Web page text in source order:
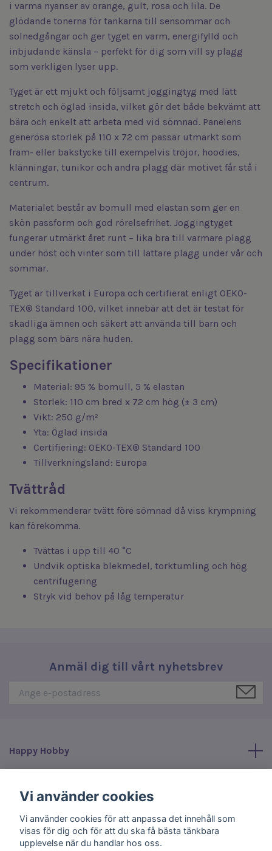
i varma nyanser av orange, gult, rosa och lila. De
glödande tonerna för tankarna till sensommar och
solnedgångar och ger tyget en varm, energifylld och
inbjudande känsla – perfekt för dig som vill sy plagg
som verkligen lyser upp.
Tyget är ett mjukt och följsamt joggingtyg med lätt
stretch och öglad insida, vilket gör det både bekvämt att
bära och enkelt att arbeta med vid sömnad. Panelens
generösa storlek på 110 x 72 cm passar utmärkt som
fram- eller bakstycke till exempelvis tröjor, hoodies,
klänningar, tunikor och andra plagg där motivet får stå i
centrum.
Materialet består av bomull med elastan som ger en
skön passform och god rörelsefrihet. Joggingtyget
fungerar utmärkt året runt – lika bra till varmare plagg
under höst och vinter som till lättare plagg under vår och
sommar.
Tyget är tillverkat i Europa och certifierat enligt OEKO-
TEX® Standard 100, vilket innebär att det är testat för
skadliga ämnen och säkert att använda till barn och
plagg som bärs nära huden.
Specifikationer
Material: 95 % bomull, 5 % elastan
Storlek: 110 cm bred x 72 cm hög (± 3 cm)
Vikt: 250 g/m²
Yta: Öglad insida
Certifiering: OEKO-TEX® Standard 100
Tillverkningsland: Europa
Tvättråd
Vi rekommenderar tvätt före sömnad då viss krympning
kan förekomma.
Tvättas i upp till 40 °C
Undvik optiska blekmedel, torktumling och hög
centrifugering
Stryk vid behov på låg temperatur
Anmäl dig till vårt nyhetsbrev
Happy Hobby
Sociala medier
Vi använder cookies
Vi använder cookies för att anpassa det innehåll som
visas för dig och för att du ska få bästa tänkbara
upplevelse när du handlar hos oss.